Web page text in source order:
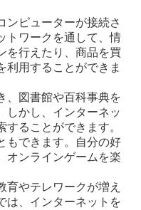
ンピューターが接続さ
トワークを通して、情
を行えたり、商品を買
利用することができま
、図書館や百科事典を
しかし、インターネッ
することができます。
もできます。自分の好
オンラインゲームを楽
育やテレワークが増え
は、インターネットを